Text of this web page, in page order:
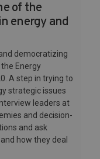
of the
energy and
democratizing
Energy
A step in trying to
strategic issues
leaders at
and decision-
and ask
how they deal